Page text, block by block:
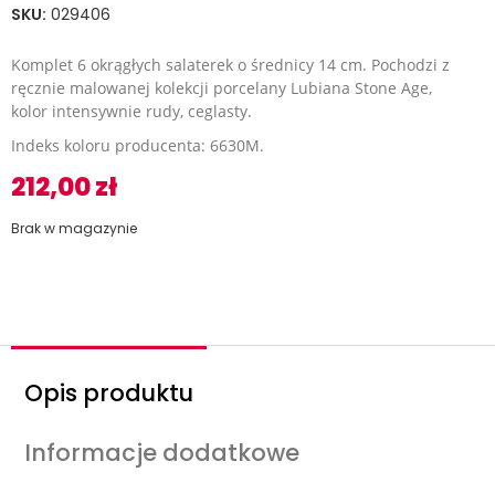
SKU: 029406
Komplet 6 okrągłych salaterek o średnicy 14 cm. Pochodzi z
ręcznie malowanej kolekcji porcelany Lubiana Stone Age,
kolor intensywnie rudy, ceglasty.
Indeks koloru producenta: 6630M.
212,00zł
Brak w magazynie
Opis produktu
Informacje dodatkowe